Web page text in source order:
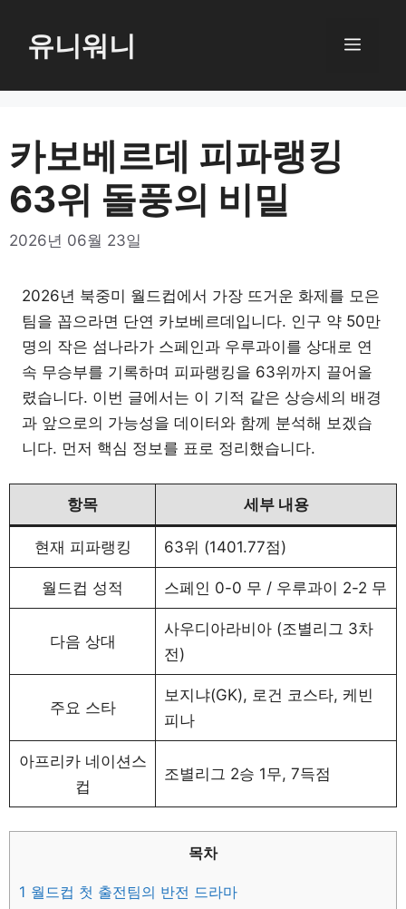
로
너
뛰
기
유니워니 메
카보베르데 피파랭킹
63위 돌풍의 비밀
2026년 06월 23일
2026년 북중미 월드컵에서 가장 뜨거운 화제를 모은
팀을 꼽으라면 단연 카보베르데입니다. 인구 약 50만
명의 작은 섬나라가 스페인과 우루과이를 상대로 연
속 무승부를 기록하며 피파랭킹을 63위까지 끌어올
렸습니다. 이번 글에서는 이 기적 같은 상승세의 배경
과 앞으로의 가능성을 데이터와 함께 분석해 보겠습
니다. 먼저 핵심 정보를 표로 정리했습니다.
항목 세부 내용
현재 피파랭킹 63위 (1401.77점)
월드컵 성적 스페인 0-0 무 / 우루과이 2-2 무
다음 상대
사우디아라비아 (조별리그 3차
전)
주요 스타
보지냐(GK), 로건 코스타, 케빈
피나
아프리카 네이션스
컵
조별리그 2승 1무, 7득점
목차
1 월드컵 첫 출전팀의 반전 드라마